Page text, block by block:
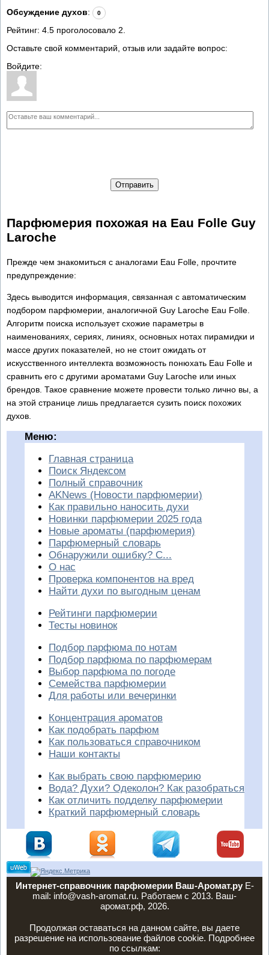
Обсуждение духов: 0
Рейтинг: 4.5 проголосовало 2
Оставьте свой комментарий, отзыв или задайте вопрос:
Войдите:
Отправить
Парфюмерия похожая на Eau Folle Guy
Laroche
Прежде чем знакомиться с аналогами Eau Folle, прочтите
предупреждение:
Здесь выводится информация, связанная с автоматическим
подбором парфюмерии, аналогичной Guy Laroche Eau Folle.
Алгоритм поиска использует схожие параметры в
наименованиях, сериях, линиях, основных нотах пирамидки и
массе других показателей, но не стоит ожидать от
искусственного интеллекта возможность понюхать Eau Folle и
сравнить его с другими ароматами Guy Laroche или иных
брендов. Такое сравнение можете провести только лично вы, а
на этой странице лишь предлагается сузить поиск похожих
духов.
Меню:
Главная страница
Поиск Яндексом
Полный справочник
AKNews (Новости парфюмерии)
Как правильно наносить духи
Новинки парфюмерии 2025 года
Новые ароматы (парфюмерия)
Парфюмерный словарь
Обнаружили ошибку? С...
О нас
Проверка компонентов на вред
Найти духи по выгодным ценам
Рейтинги парфюмерии
Тесты новинок
Подбор парфюма по нотам
Подбор парфюма по парфюмерам
Выбор парфюма по погоде
Семейства парфюмерии
Для работы или вечеринки
Концентрация ароматов
Как подобрать парфюм
Как пользоваться справочником
Наши контакты
Как выбрать свою парфюмерию
Вода? Духи? Одеколон? Как разобраться
Как отличить подделку парфюмерии
Краткий парфюмерный словарь
Интернет-справочник парфюмерии Ваш-Аромат.руE-
mail: info@vash-aromat.ru. Работаем с 2013. Ваш-
аромат.рф, 2026.
Продолжая оставаться на данном сайте, вы даете
разрешение на использование файлов cookie. Подробнее
по ссылкам: